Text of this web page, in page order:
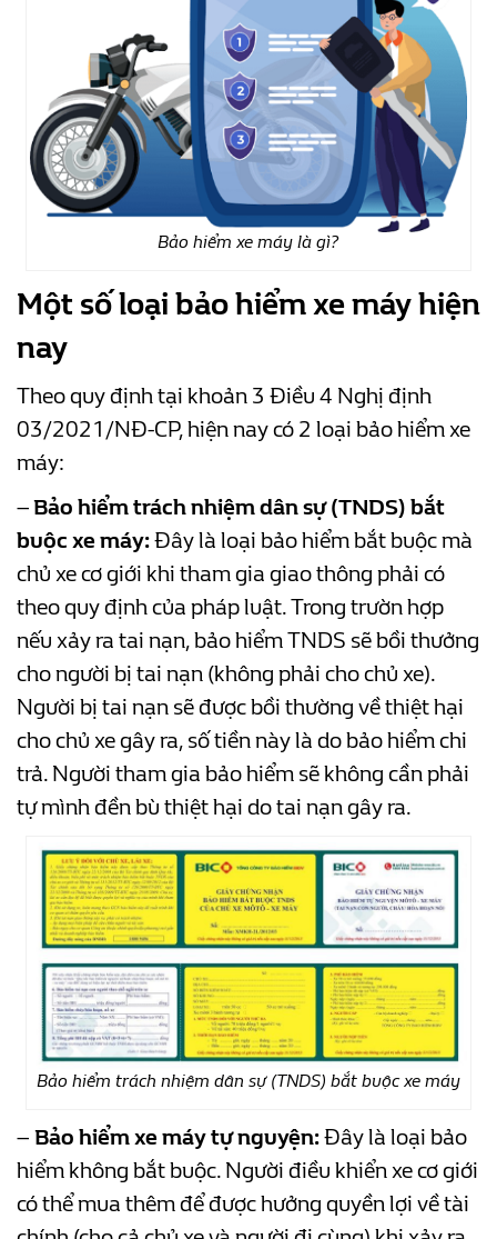
Bảo hiểm xe máy là gì?
Một số loại bảo hiểm xe máy hiện
nay
Theo quy định tại khoản 3 Điều 4 Nghị định
03/2021/NĐ-CP, hiện nay có 2 loại bảo hiểm xe
máy:
–Bảo hiểm trách nhiệm dân sự (TNDS) bắt
buộc xe máy:Đây là loại bảo hiểm bắt buộc mà
chủ xe cơ giới khi tham gia giao thông phải có
theo quy định của pháp luật. Trong trườn hợp
nếu xảy ra tai nạn, bảo hiểm TNDS sẽ bồi thưởng
cho người bị tai nạn (không phải cho chủ xe).
Người bị tai nạn sẽ được bồi thường về thiệt hại
cho chủ xe gây ra, số tiền này là do bảo hiểm chi
trả. Người tham gia bảo hiểm sẽ không cần phải
tự mình đền bù thiệt hại do tai nạn gây ra.
Bảo hiểm trách nhiệm dân sự (TNDS) bắt buộc xe máy
– Bảo hiểm xe máy tự nguyện:Đây là loại bảo
hiểm không bắt buộc. Người điều khiển xe cơ giới
có thể mua thêm để được hưởng quyền lợi về tài